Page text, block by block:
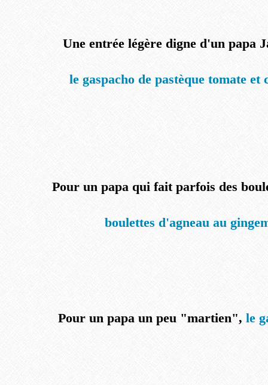
Une entrée légère digne d'un papa
le gaspacho de pastèque tomate et
Pour un papa qui fait parfois des
boulettes d'agneau au
Pour un papa un peu "martien", le